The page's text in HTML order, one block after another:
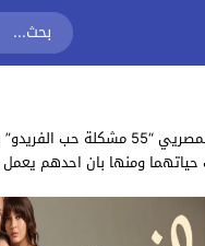
يعمل طبيب وشيف في نفس الوقت . 55